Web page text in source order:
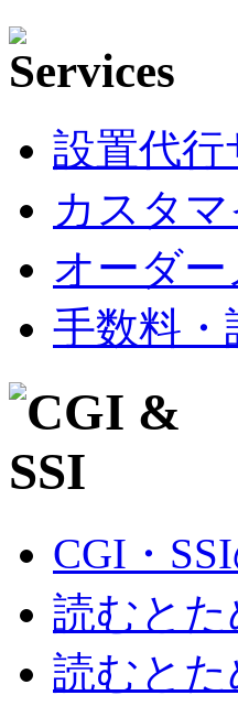
設置代行
カスタ
オーダ
手数料・
CGI・
読むと
読むと